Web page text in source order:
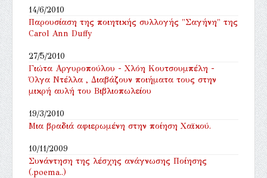
14/6/2010
Παρουσίαση της ποιητικής συλλογής "Σαγήνη" της
Carol Ann Duffy
27/5/2010
Γιώτα Αργυροπούλου - Χλόη Κουτσουμπέλη -
Όλγα Ντέλλα , Διαβάζουν ποιήματα τους στην
μικρή αυλή του Βιβλιοπωλείου
19/3/2010
Μια βραδιά αφιερωμένη στην ποίηση Χαϊκού.
10/11/2009
Συνάντηση της λέσχης ανάγνωσης Ποίησης
(.poema..)